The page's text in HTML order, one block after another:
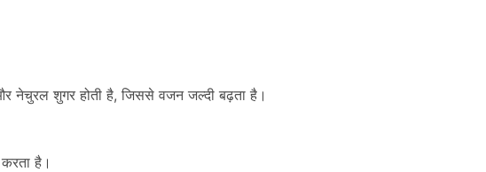
नेचुरल शुगर होती है, जिससे वजन जल्दी बढ़ता है।
है।